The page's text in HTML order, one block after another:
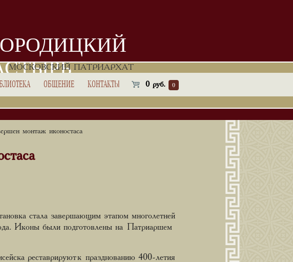
МОСКОВСКИЙ ПАТРИАРХАТ
ОБЩЕНИЕ КОНТАКТЫ 0 руб. 0
монтаж иконостаса
стала завершающим этапом многолетней
Иконы были подготовлены на Патриаршем
реставрируют к празднованию 400-летия